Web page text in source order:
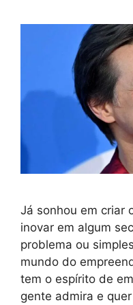
Já sonhou em criar
inovar em algum
problema ou
mundo do
tem o espírito de
gente admira e